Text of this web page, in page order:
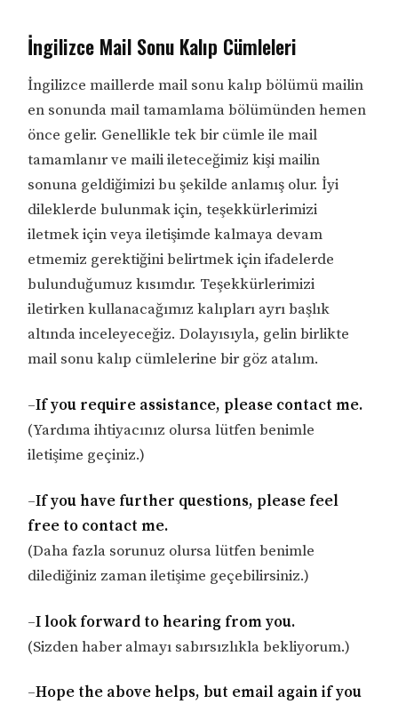
İngilizce Mail Sonu Kalıp Cümleleri
İngilizce maillerde mail sonu kalıp bölümü mailin
en sonunda mail tamamlama bölümünden hemen
önce gelir. Genellikle tek bir cümle ile mail
tamamlanır ve maili ileteceğimiz kişi mailin
sonuna geldiğimizi bu şekilde anlamış olur. İyi
dileklerde bulunmak için, teşekkürlerimizi
iletmek için veya iletişimde kalmaya devam
etmemiz gerektiğini belirtmek için ifadelerde
bulunduğumuz kısımdır. Teşekkürlerimizi
iletirken kullanacağımız kalıpları ayrı başlık
altında inceleyeceğiz. Dolayısıyla, gelin birlikte
mail sonu kalıp cümlelerine bir göz atalım.
–If you require assistance, please contact me.
(Yardıma ihtiyacınız olursa lütfen benimle
iletişime geçiniz.)
–If you have further questions, please feel
free to contact me.
(Daha fazla sorunuz olursa lütfen benimle
dilediğiniz zaman iletişime geçebilirsiniz.)
–I look forward to hearing from you.
(Sizden haber almayı sabırsızlıkla bekliyorum.)
–Hope the above helps, but email again if you